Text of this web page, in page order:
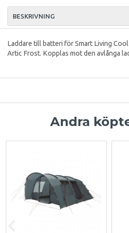
BESKRIVNING
Laddare till batteri för Smart Living
Artic Frost. Kopplas mot den avlånga
Andra